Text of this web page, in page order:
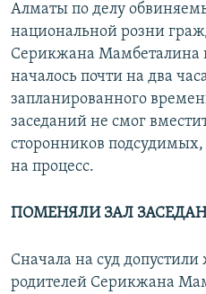
Алматы по делу
национальной розни
Серикжана Мамбеталина
началось почти на два
запланированного
заседаний не смог
сторонников подсудимых,
на процесс.
ПОМЕНЯЛИ ЗАЛ
Сначала на суд
родителей Серикжана